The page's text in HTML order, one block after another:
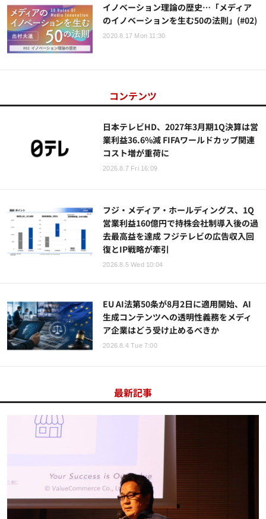
イノベーション理論の歴史…「メディア
のイノベーションを生む50の法則」(#02)
2020.8.17 Mon 11:30
コンテンツ
日本テレビHD、2027年3月期1Q決算は営
業利益36.6%減 FIFAワールドカップ関連
コスト増が重荷に
2026.8.7 Fri 16:09
フジ・メディア・ホールディングス、1Q
営業利益160億円で持株会社制導入後の過
去最高益を達成 フジテレビの広告収入回
復とIP戦略が牽引
2026.8.5 Wed 10:04
EU AI法第50条が8月2日に適用開始、AI
生成コンテンツへの透明性義務をメディ
ア企業はどう受け止めるべきか
2026.8.4 Tue 7:00
最新記事